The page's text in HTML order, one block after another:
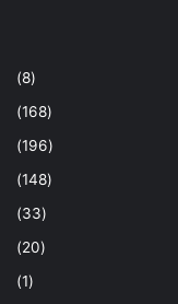
(8)
(168)
(196)
(148)
(33)
(20)
(1)